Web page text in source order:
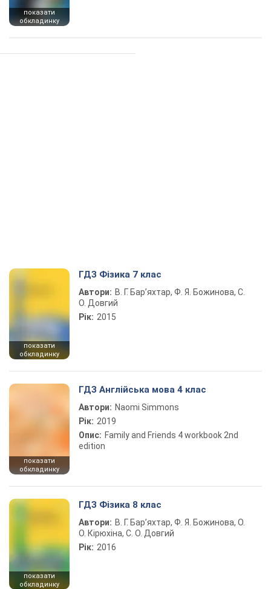
показати
обкладинку
показати
обкладинку
ГДЗ Фізика 7 клас
Автори: В. Г. Бар’яхтар, Ф. Я. Божинова, С.
О. Довгий
Рік: 2015
показати
обкладинку
ГДЗ Англійська мова 4 клас
Автори: Naomi Simmons
Рік: 2019
Опис: Family and Friends 4 workbook 2nd
edition
показати
обкладинку
ГДЗ Фізика 8 клас
Автори: В. Г. Бар’яхтар, Ф. Я. Божинова, О.
О. Кірюхіна, С. О. Довгий
Рік: 2016